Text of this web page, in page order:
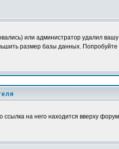
или администратор удалил
размер базы данных. Попробуйте
ссылка на него находится вверху